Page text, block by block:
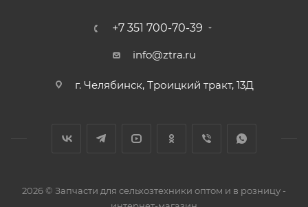
+7 351 700-70-39
info@ztra.ru
г. Челябинск, Троицкий тракт, 13Д
2026 © Запчасти для сельхозтехники оптом и в розницу -